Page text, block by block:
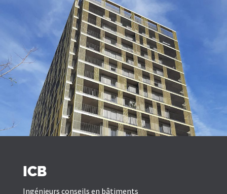
ICB
Ingénieurs conseils en bâtiments